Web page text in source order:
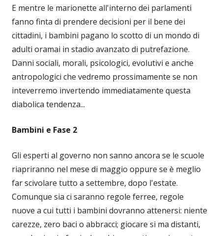
E mentre le marionette all'interno dei parlamenti
fanno finta di prendere decisioni per il bene dei
cittadini, i bambini pagano lo scotto di un mondo di
adulti oramai in stadio avanzato di putrefazione.
Danni sociali, morali, psicologici, evolutivi e anche
antropologici che vedremo prossimamente se non
inteverremo invertendo immediatamente questa
diabolica tendenza...
Bambini e Fase 2
Gli esperti al governo non sanno ancora se le scuole
riapriranno nel mese di maggio oppure se è meglio
far scivolare tutto a settembre, dopo l'estate.
Comunque sia ci saranno regole ferree, regole
nuove a cui tutti i bambini dovranno attenersi: niente
carezze, zero baci o abbracci; giocare si ma distanti,